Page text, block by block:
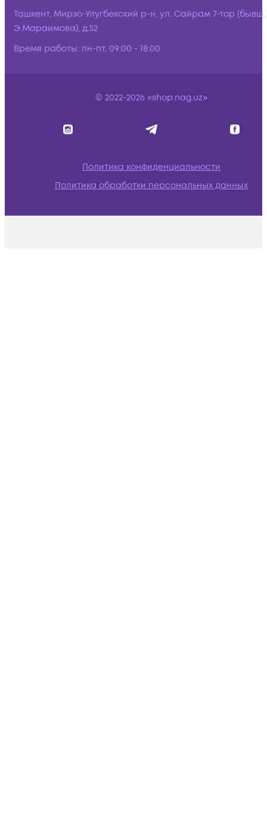
Ташкент, Мирзо-Улугбекский р-н, ул. Сайрам 7-тор (бывш.
Э.Мараимова), д.52
Время работы: пн-пт, 09:00 - 18:00
© 2022-2026 «shop.nag.uz»
Политика конфиденциальности
Политика обработки персональных данных